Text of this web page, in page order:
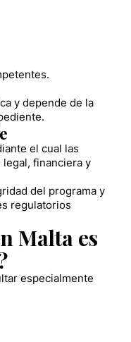
y depende de la
el cual las
financiera y
del programa y
regulatorios
Malta es
especialmente